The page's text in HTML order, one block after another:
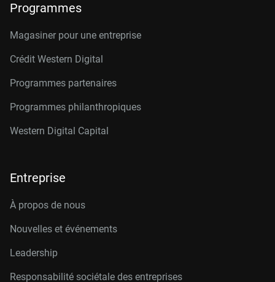
Programmes
Magasiner pour une entreprise
Crédit Western Digital
Programmes partenaires
Programmes philanthropiques
Western Digital Capital
Entreprise
À propos de nous
Nouvelles et événements
Leadership
Responsabilité sociétale des entreprises